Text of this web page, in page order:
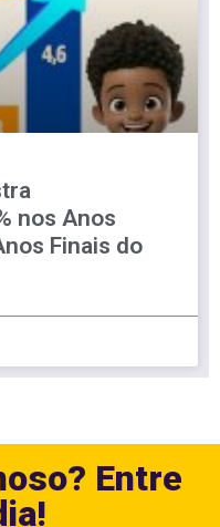
nos Anos
Finais do
Entre